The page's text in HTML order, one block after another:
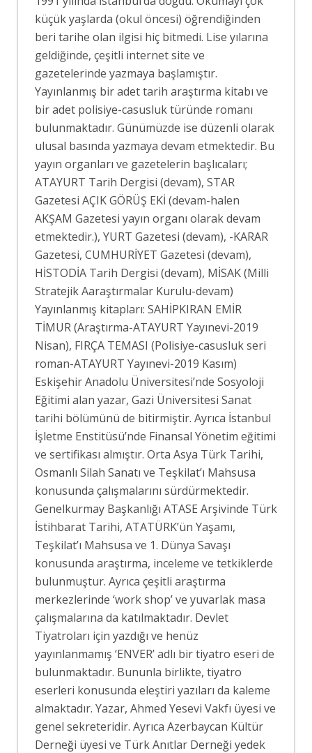
küçük yaşlarda (okul öncesi) öğrendiğinden
beri tarihe olan ilgisi hiç bitmedi. Lise yılarına
geldiğinde, çeşitli internet site ve
gazetelerinde yazmaya başlamıştır.
Yayınlanmış bir adet tarih araştırma kitabı ve
bir adet polisiye-casusluk türünde romanı
bulunmaktadır. Günümüzde ise düzenli olarak
ulusal basında yazmaya devam etmektedir. Bu
yayın organları ve gazetelerin başlıcaları;
ATAYURT Tarih Dergisi (devam), STAR
Gazetesi AÇIK GÖRÜŞ EKİ (devam-halen
AKŞAM Gazetesi yayın organı olarak devam
etmektedir.), YURT Gazetesi (devam), -KARAR
Gazetesi, CUMHURİYET Gazetesi (devam),
HİSTODİA Tarih Dergisi (devam), MİSAK (Milli
Stratejik Aaraştırmalar Kurulu-devam)
Yayınlanmış kitapları: SAHİPKIRAN EMİR
TİMUR (Araştırma-ATAYURT Yayınevi-2019
Nisan), FIRÇA TEMASI (Polisiye-casusluk seri
roman-ATAYURT Yayınevi-2019 Kasım)
Eskişehir Anadolu Üniversitesi’nde Sosyoloji
Eğitimi alan yazar, Gazi Üniversitesi Sanat
tarihi bölümünü de bitirmiştir. Ayrıca İstanbul
İşletme Enstitüsü’nde Finansal Yönetim eğitimi
ve sertifikası almıştır. Orta Asya Türk Tarihi,
Osmanlı Silah Sanatı ve Teşkilat’ı Mahsusa
konusunda çalışmalarını sürdürmektedir.
Genelkurmay Başkanlığı ATASE Arşivinde Türk
İstihbarat Tarihi, ATATÜRK’ün Yaşamı,
Teşkilat’ı Mahsusa ve 1. Dünya Savaşı
konusunda araştırma, inceleme ve tetkiklerde
bulunmuştur. Ayrıca çeşitli araştırma
merkezlerinde ‘work shop’ ve yuvarlak masa
çalışmalarına da katılmaktadır. Devlet
Tiyatroları için yazdığı ve henüz
yayınlanmamış ‘ENVER’ adlı bir tiyatro eseri de
bulunmaktadır. Bununla birlikte, tiyatro
eserleri konusunda eleştiri yazıları da kaleme
almaktadır. Yazar, Ahmed Yesevi Vakfı üyesi ve
genel sekreteridir. Ayrıca Azerbaycan Kültür
Derneği üyesi ve Türk Anıtlar Derneği yedek